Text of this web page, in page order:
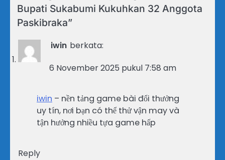
Bupati Sukabumi Kukuhkan 32 Anggota
Paskibraka”
iwin berkata:
6 November 2025 pukul 7:58 am
iwin – nền tảng game bài đổi thưởng
uy tín, nơi bạn có thể thử vận may và
tận hưởng nhiều tựa game hấp
Reply